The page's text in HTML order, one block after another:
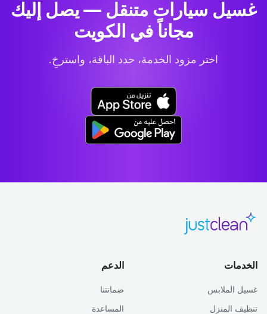
غسيل سيارات متنقل — يصل إليك
مجاناً في الكويت
اختر مزود الخدمة، حدد الباقة، واسترخِ.
الخدمات
غسيل الملابس
تنظيف المنزل
الدعم
ضمانتنا
المساعدة